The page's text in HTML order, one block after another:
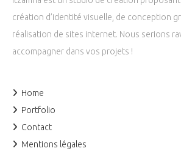
création d’identité visuelle, de conception
réalisation de sites internet. Nous serions
accompagner dans vos projets !
Home
Portfolio
Contact
Mentions légales